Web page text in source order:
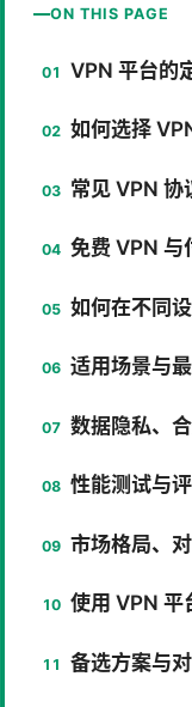
ON THIS PAGE
VPN 平台的
如何选择
常见 VPN 协
免费 VPN 与
如何在不同
适用场景与
数据隐私、
性能测试与
市场格局、
使用 VPN 平
备选方案与